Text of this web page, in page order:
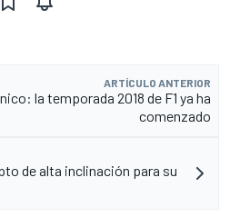
ARTÍCULO ANTERIOR
la temporada 2018 de F1 ya ha
comenzado
de alta inclinación para su